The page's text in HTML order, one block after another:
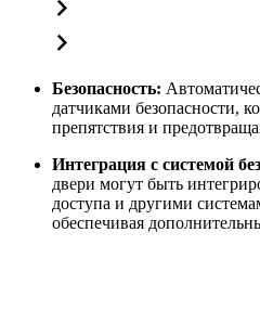
Безопасность:
датчиками безопасности,
препятствия и
Интеграция с системой
двери могут быть
доступа и другими
обеспечивая